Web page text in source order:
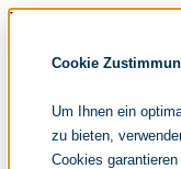
Cookie
Um Ihnen ein
zu bieten,
Cookies
Navigation überspringen
noventum
IT &
People & Culture